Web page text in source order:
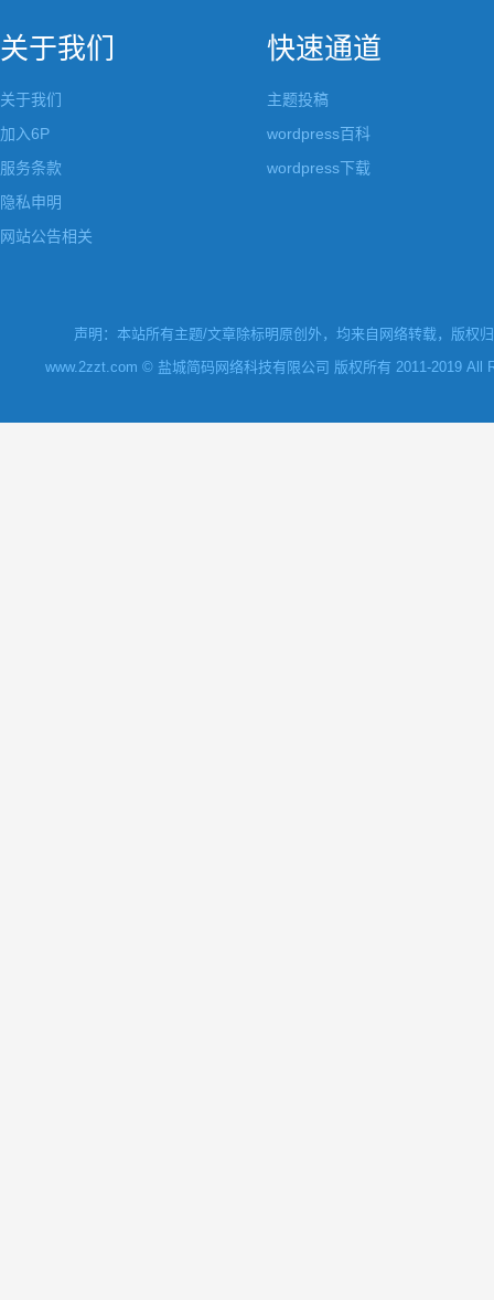
关于我们
关于我们
加入6P
服务条款
隐私申明
网站公告相关
快速通道
主题投稿
wordpress百科
wordpress下载
声明：本站所有主题/文章除标明原创外，均来自网络转载，版权
www.2zzt.com © 盐城简码网络科技有限公司 版权所有 2011-2019